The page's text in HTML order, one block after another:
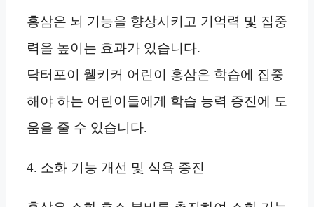
홍삼은 뇌 기능을 향상시키고 기억력 및 집중
력을 높이는 효과가 있습니다.
닥터포이 웰키커 어린이 홍삼은 학습에 집중
해야 하는 어린이들에게 학습 능력 증진에 도
움을 줄 수 있습니다.
4. 소화 기능 개선 및 식욕 증진